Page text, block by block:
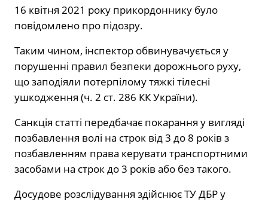
16 квітня 2021 року прикордоннику було
повідомлено про підозру.
Таким чином, інспектор обвинувачується у
порушенні правил безпеки дорожнього руху,
що заподіяли потерпілому тяжкі тілесні
ушкодження (ч. 2 ст. 286 КК України).
Санкція статті передбачає покарання у вигляді
позбавлення волі на строк від 3 до 8 років з
позбавленням права керувати транспортними
засобами на строк до 3 років або без такого.
Досудове розслідування здійснює ТУ ДБР у